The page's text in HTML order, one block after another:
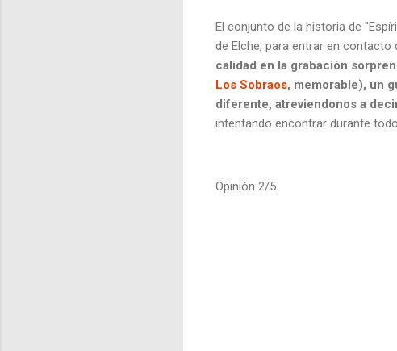
El conjunto de la historia de
de Elche, para entrar en
calidad en la grabación
Los Sobraos, memorable), un
diferente, atreviendonos a
intentando encontrar durante
Opinión 2/5